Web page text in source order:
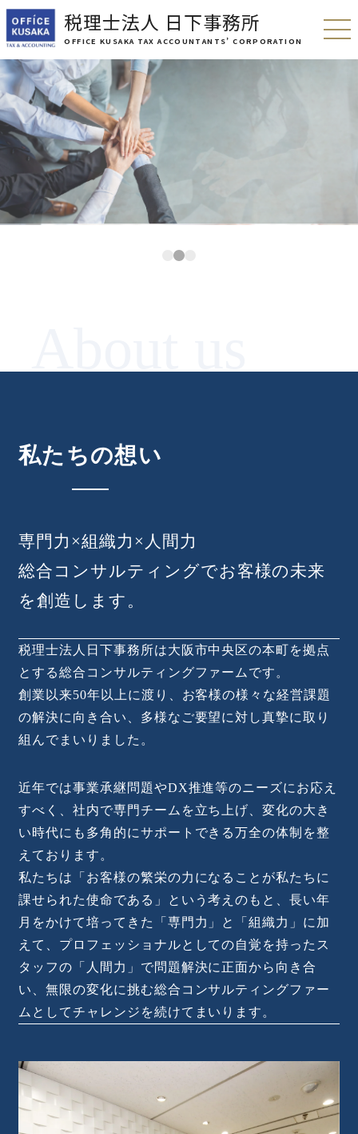
税理士法人 日下事務所
OFFICE KUSAKA TAX ACCOUNTANTS’ CORPORATION
TAX ACCOUNTANTS’ CORPORATION
私たちの想い
専門力×組織力×人間力
総合コンサルティングでお客様の未来
を創造します。
税理士法人日下事務所は大阪市中央区の本町を拠点
とする総合コンサルティングファームです。
創業以来50年以上に渡り、お客様の様々な経営課題
の解決に向き合い、多様なご要望に対し真摯に取り
組んでまいりました。
近年では事業承継問題やDX推進等のニーズにお応え
すべく、社内で専門チームを立ち上げ、変化の大き
い時代にも多角的にサポートできる万全の体制を整
えております。
私たちは「お客様の繁栄の力になることが私たちに
課せられた使命である」という考えのもと、長い年
月をかけて培ってきた「専門力」と「組織力」に加
えて、プロフェッショナルとしての自覚を持ったス
タッフの「人間力」で問題解決に正面から向き合
い、無限の変化に挑む総合コンサルティングファー
ムとしてチャレンジを続けてまいります。